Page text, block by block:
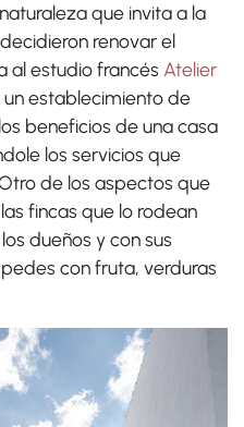
que invita a la
renovar el
al estudio francés Atelier
establecimiento de
beneficios de una casa
los servicios que
de los aspectos que
fincas que lo rodean
dueños y con sus
con fruta, verduras